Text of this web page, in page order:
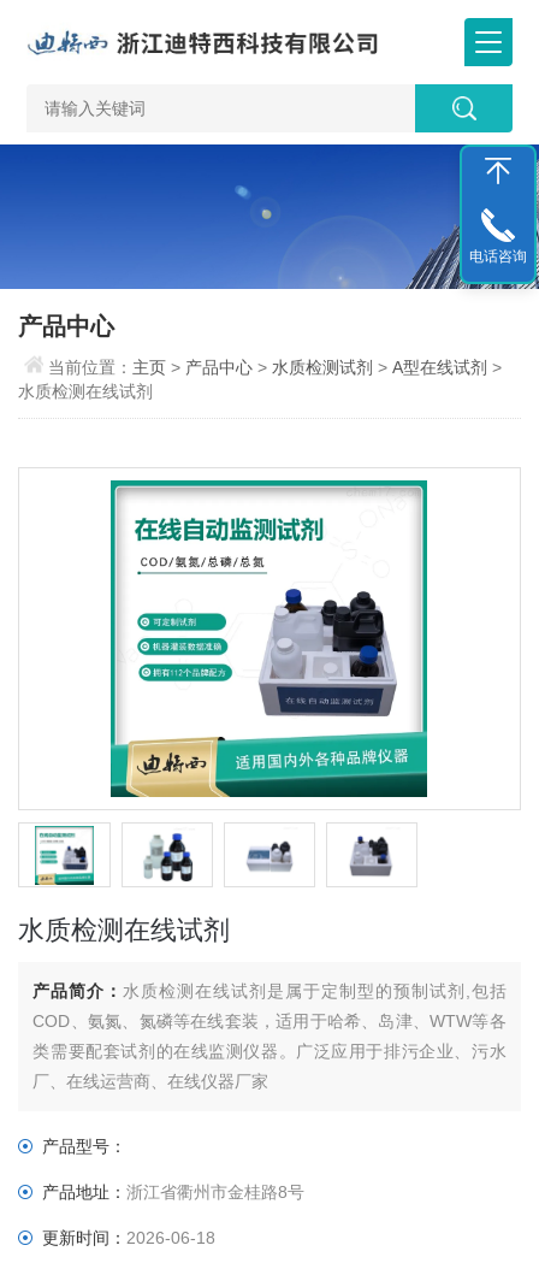
产品中心
当前位置： 主页> 产品中心 >水质检测试剂 >A型在线试剂 >
水质检测在线试剂
水质检测在线试剂
产品简介：水质检测在线试剂是属于定制型的预制试剂,包括
COD、氨氮、氮磷等在线套装，适用于哈希、岛津、WTW等各
类需要配套试剂的在线监测仪器。广泛应用于排污企业、污水
厂、在线运营商、在线仪器厂家
产品型号：
产品地址：浙江省衢州市金桂路8号
更新时间：2026-06-18
电话咨询